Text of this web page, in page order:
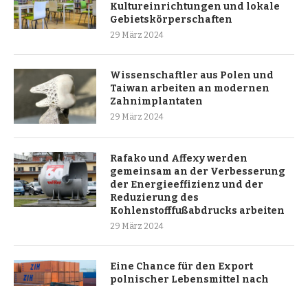
Kultureinrichtungen und lokale
Gebietskörperschaften
29 März 2024
Wissenschaftler aus Polen und
Taiwan arbeiten an modernen
Zahnimplantaten
29 März 2024
Rafako und Affexy werden
gemeinsam an der Verbesserung
der Energieeffizienz und der
Reduzierung des
Kohlenstofffußabdrucks arbeiten
29 März 2024
Eine Chance für den Export
polnischer Lebensmittel nach